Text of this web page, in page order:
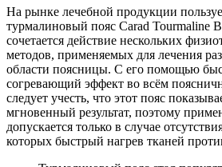
На рынке лечебной продукции
турмалиновый пояс Carad Tourmaline
сочетается действие нескольких
методов, применяемых для лечения
области поясницы. С его помощью
согревающий эффект во всём
следует учесть, что этот пояс
мгновенный результат, поэтому
допускается только в случае
которых быстрый нагрев тканей